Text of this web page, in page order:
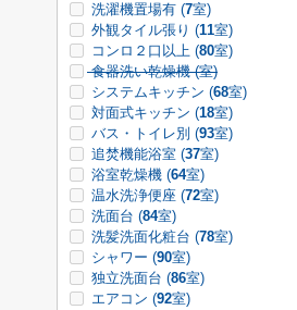
洗濯機置場有 (7室)
外観タイル張り (11室)
コンロ２口以上 (80室)
食器洗い乾燥機 (室)
システムキッチン (68室)
対面式キッチン (18室)
バス・トイレ別 (93室)
追焚機能浴室 (37室)
浴室乾燥機 (64室)
温水洗浄便座 (72室)
洗面台 (84室)
洗髪洗面化粧台 (78室)
シャワー (90室)
独立洗面台 (86室)
エアコン (92室)